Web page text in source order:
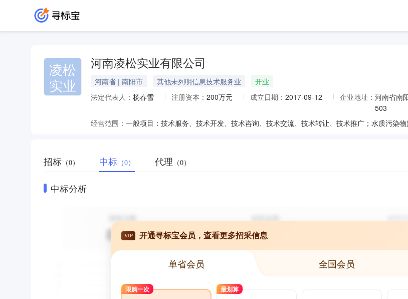
凌松
实业
河南凌松实业有限公司
河南省 | 南阳市 其他未列明信息技术服务业
开业
法定代表人： 杨春雪 注册资本： 200万元 成立日期： 2017-09-12 企业地址： 河南省南
503
经营范围：
招标 （0） 中标 （0） 代理 （0）
中标分析
VIP 开通寻标宝会员，查看更多招采信息
单省会员 全国会员
限购一次 最划算